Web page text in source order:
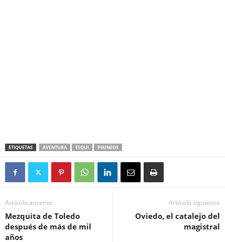
ETIQUETAS AVENTURA ESQUI PIRINEOS
Artículo anterior
Mezquita de Toledo
después de más de mil
años
Artículo siguiente
Oviedo, el catalejo del
magistral